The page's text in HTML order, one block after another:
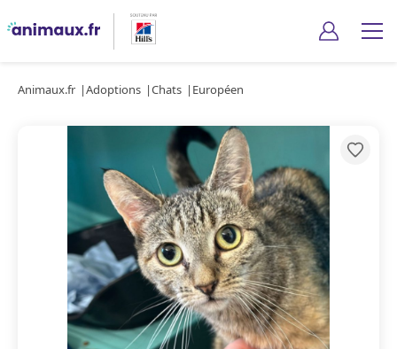
Animaux.fr Adoptions Chats Européen